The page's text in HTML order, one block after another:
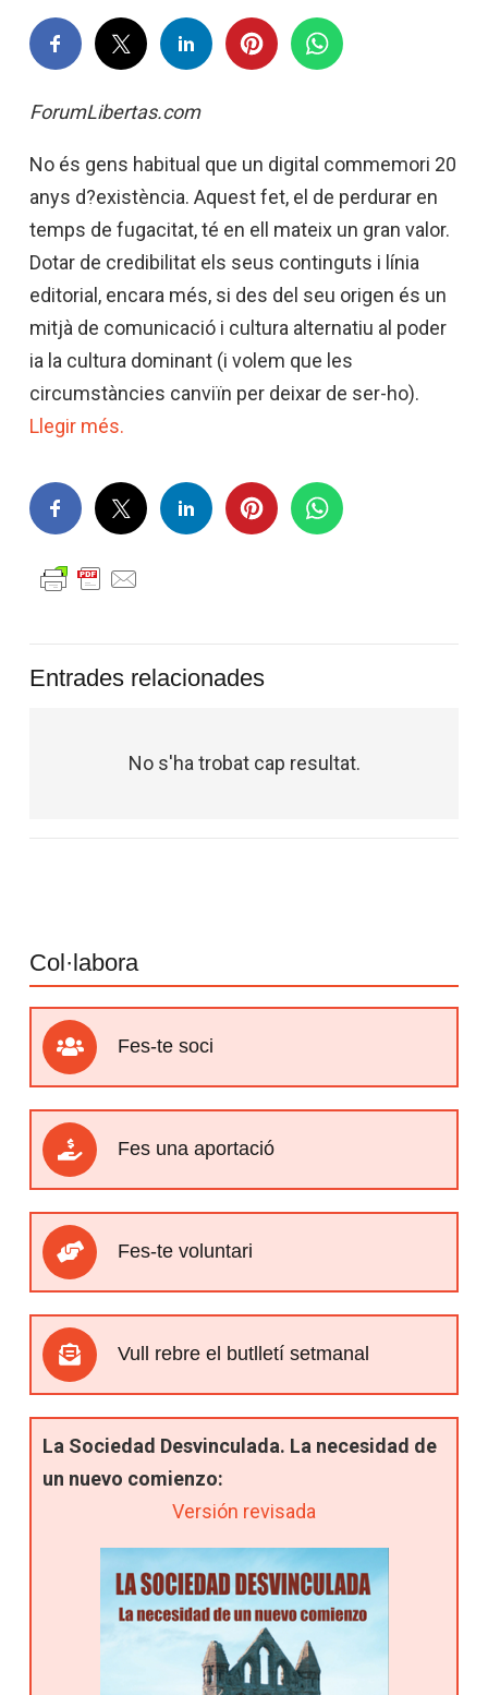
ForumLibertas.com
No és gens habitual que un digital commemori 20
anys d?existència. Aquest fet, el de perdurar en
temps de fugacitat, té en ell mateix un gran valor.
Dotar de credibilitat els seus continguts i línia
editorial, encara més, si des del seu origen és un
mitjà de comunicació i cultura alternatiu al poder
ia la cultura dominant (i volem que les
circumstàncies canviïn per deixar de ser-ho).
Llegir més.
Entrades relacionades
No s'ha trobat cap resultat.
Col·labora
Fes-te soci
Fes una aportació
Fes-te voluntari
Vull rebre el butlletí setmanal
La Sociedad Desvinculada. La necesidad de
un nuevo comienzo:
Versión revisada